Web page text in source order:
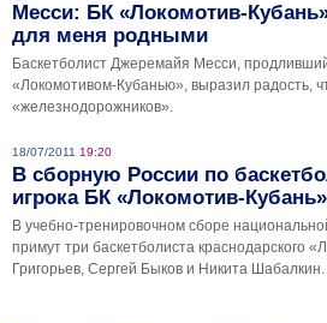
Месси: БК «Локомотив-
для меня родными
Баскетболист Джеремайя Месси,
«Локомотивом-Кубанью», выразил радость,
«железнодорожников».
18/07/2011 19:20
В сборную России по
игрока БК «Локомотив-Кубань»
В учебно-тренировочном сборе
примут три баскетболиста краснодарского
Григорьев, Сергей Быков и Никита Шабалкин.